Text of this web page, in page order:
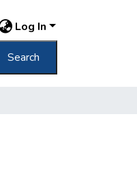
Log In
Search